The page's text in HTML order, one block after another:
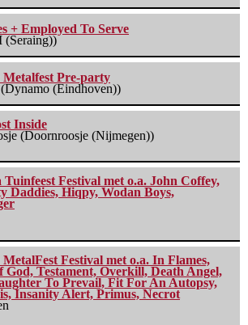
+ Employed To Serve
Metalfest Pre-party
(Eindhoven))
Inside
(Doornroosje (Nijmegen))
Festival met o.a. John Coffey,
Daddies, Hiqpy, Wodan Boys,
Festival met o.a. In Flames,
God, Testament, Overkill, Death Angel,
To Prevail, Fit For An Autopsy,
Insanity Alert, Primus, Necrot